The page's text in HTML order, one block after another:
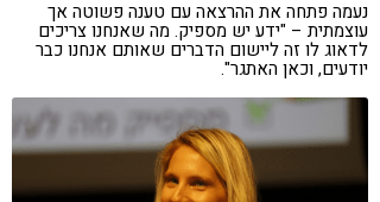
נעמה פתחה את ההרצאה עם טענה פשוטה אך
עוצמתית – "ידע יש מספיק. מה שאנחנו צריכים
לדאוג לו זה ליישום הדברים שאותם אנחנו כבר
יודעים, וכאן האתגר".